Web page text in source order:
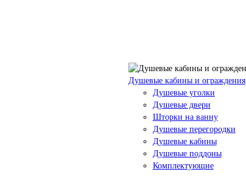
Душевые кабины и ограждения
Душевые уголки
Душевые двери
Шторки на ванну
Душевые перегородки
Душевые кабины
Душевые поддоны
Комплектующие